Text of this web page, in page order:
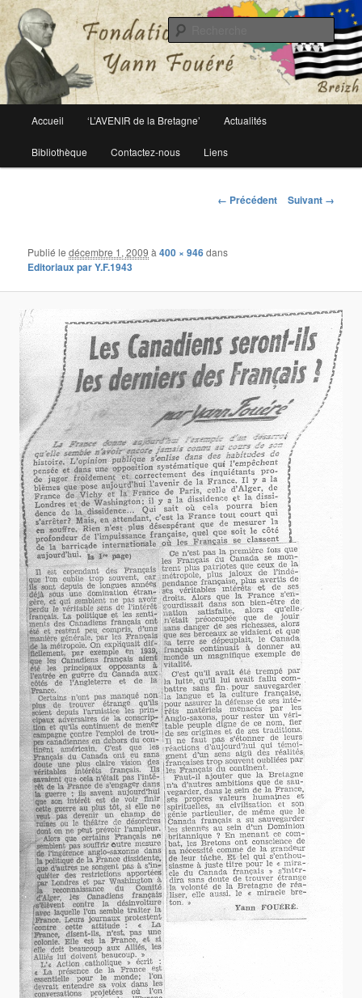
Fondation Yann Fouéré
Le site officiel de la fondation Yann Fouéré
principal
Aller
au
Accueil ‘L’AVENIR de la Bretagne’ Actualités
Bibliothèque Contactez-nous Liens
Navigation
← Précédent Suivant →
Publié ledécembre 1, 2009 à400 × 946dans
Editoriaux par Y.F.1943